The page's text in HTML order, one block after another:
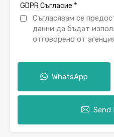
GDPR Съгласие *
Съгласявам се
данни да бъдат
отговорено от
WhatsApp
Send